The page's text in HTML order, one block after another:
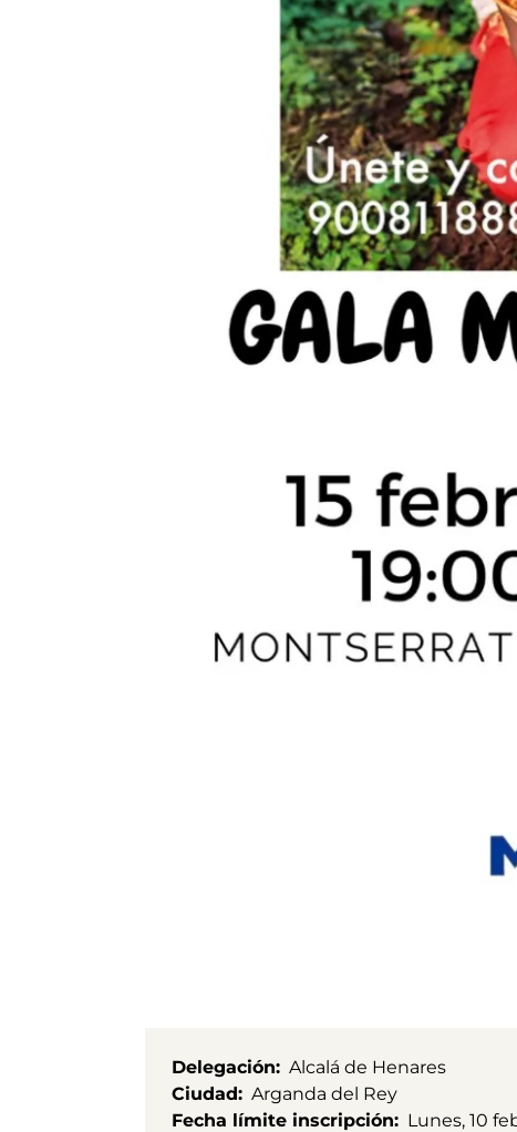
Delegación
Alcalá de Henares
Ciudad
Arganda del Rey
Fecha límite inscripción
Lunes, 10